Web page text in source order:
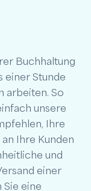
Buchhaltung
einer Stunde
arbeiten. So
unsere
Ihre
Ihre Kunden
und
einer
Sie eine